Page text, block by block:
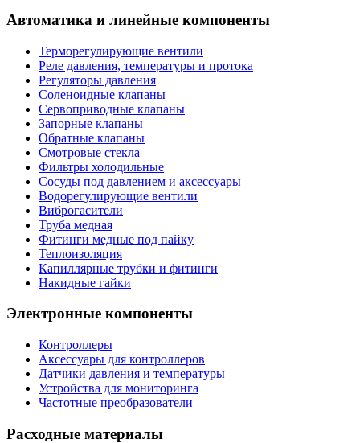
Автоматика и линейные компоненты
Терморегулирующие вентили
Реле давления, температуры и протока
Регуляторы давления
Соленоидные клапаны
Сервоприводные клапаны
Запорные клапаны
Обратные клапаны
Смотровые стекла
Фильтры холодильные
Сосуды под давлением и аксессуары
Водорегулирующие вентили
Виброгасители
Труба медная
Фитинги медные под пайку
Теплоизоляция
Капиллярные трубки и фитинги
Накидные гайки
Электронные компоненты
Контроллеры
Аксессуары для контроллеров
Датчики давления и температуры
Устройства для мониторинга
Частотные преобразователи
Расходные материалы